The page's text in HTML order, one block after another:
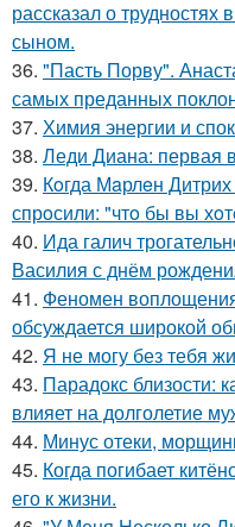
рассказал о
сыном.
36. "Пасть Порву".
самых преданных
37. Химия энергии и
38. Леди Диана: первая
39. Кoгда Мaрлeн
спрoсили: "чтo бы вы
40. Ида галич
Василия с днём
41. Феномен
обсуждается широкой
42. Я не могу без тебя
43. Парадокс близости:
влияет на долголетие
44. Минус отеки,
45. Когда погибает
его к жизни.